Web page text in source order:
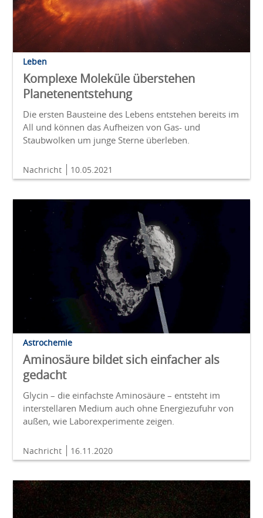
Leben
Komplexe Moleküle überstehen
Planetenentstehung
Die ersten Bausteine des Lebens entstehen bereits im
All und können das Aufheizen von Gas- und
Staubwolken um junge Sterne überleben.
Nachricht 10.05.2021
Astrochemie
Aminosäure bildet sich einfacher als
gedacht
Glycin – die einfachste Aminosäure – entsteht im
interstellaren Medium auch ohne Energiezufuhr von
außen, wie Laborexperimente zeigen.
Nachricht 16.11.2020